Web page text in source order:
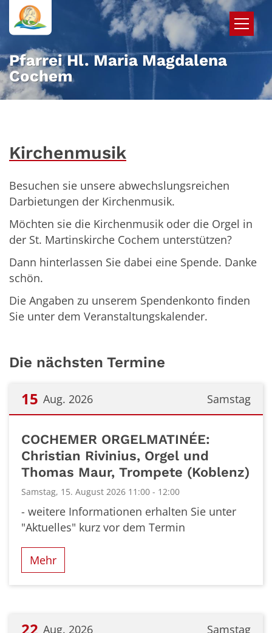
Zum Inhalt springen
Pfarrei Hl. Maria Magdalena
Cochem
Kirchenmusik
Besuchen sie unsere abwechslungsreichen
Darbietungen der Kirchenmusik.
Möchten sie die Kirchenmusik oder die Orgel in
der St. Martinskirche Cochem unterstützen?
Dann hinterlassen Sie dabei eine Spende. Danke
schön.
Die Angaben zu unserem Spendenkonto finden
Sie unter dem Veranstaltungskalender.
Die nächsten Termine
Samstag
15 Aug. 2026
COCHEMER ORGELMATINÉE:
Christian Rivinius, Orgel und
Thomas Maur, Trompete (Koblenz)
Samstag, 15. August 2026 11:00 - 12:00
- weitere Informationen erhalten Sie unter
"Aktuelles" kurz vor dem Termin
Mehr
Samstag
22 Aug. 2026